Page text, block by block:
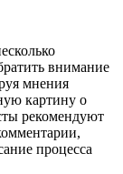
внимание
мнения
картину о
рекомендуют
процесса